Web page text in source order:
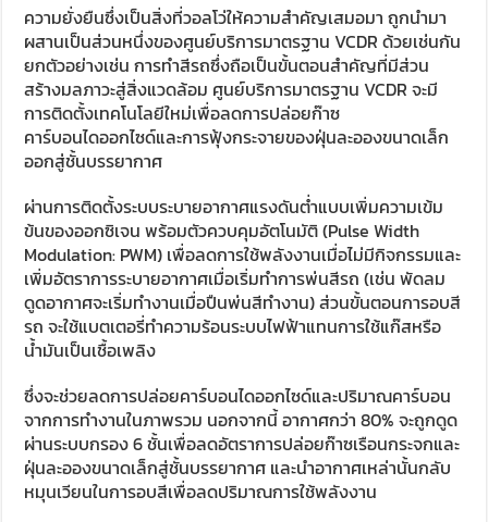
ความยั่งยืนซึ่งเป็นสิ่งที่วอลโว่ให้ความสำคัญเสมอมา ถูกนำมา
ผสานเป็นส่วนหนึ่งของศูนย์บริการมาตรฐาน VCDR ด้วยเช่นกัน
ยกตัวอย่างเช่น การทำสีรถซึ่งถือเป็นขั้นตอนสำคัญที่มีส่วน
สร้างมลภาวะสู่สิ่งแวดล้อม ศูนย์บริการมาตรฐาน VCDR จะมี
การติดตั้งเทคโนโลยีใหม่เพื่อลดการปล่อยก๊าซ
คาร์บอนไดออกไซด์และการฟุ้งกระจายของฝุ่นละอองขนาดเล็ก
ออกสู่ชั้นบรรยากาศ
ผ่านการติดตั้งระบบระบายอากาศแรงดันต่ำแบบเพิ่มความเข้ม
ข้นของออกซิเจน พร้อมตัวควบคุมอัตโนมัติ (Pulse Width
Modulation: PWM) เพื่อลดการใช้พลังงานเมื่อไม่มีกิจกรรมและ
เพิ่มอัตราการระบายอากาศเมื่อเริ่มทำการพ่นสีรถ (เช่น พัดลม
ดูดอากาศจะเริ่มทำงานเมื่อปืนพ่นสีทำงาน) ส่วนขั้นตอนการอบสี
รถ จะใช้แบตเตอรี่ทำความร้อนระบบไฟฟ้าแทนการใช้แก๊สหรือ
น้ำมันเป็นเชื้อเพลิง
ซึ่งจะช่วยลดการปล่อยคาร์บอนไดออกไซด์และปริมาณคาร์บอน
จากการทำงานในภาพรวม นอกจากนี้ อากาศกว่า 80% จะถูกดูด
ผ่านระบบกรอง 6 ชั้นเพื่อลดอัตราการปล่อยก๊าซเรือนกระจกและ
ฝุ่นละอองขนาดเล็กสู่ชั้นบรรยากาศ และนำอากาศเหล่านั้นกลับ
หมุนเวียนในการอบสีเพื่อลดปริมาณการใช้พลังงาน